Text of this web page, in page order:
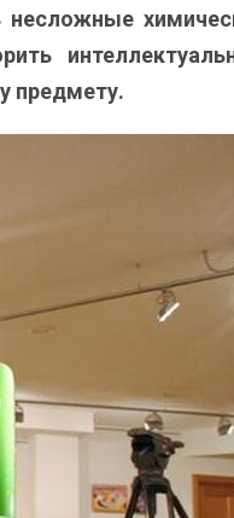
несложные
предмету.